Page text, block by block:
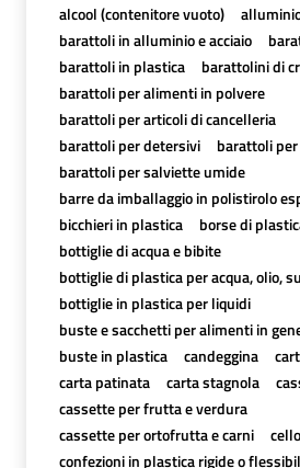
alcool (contenitore vuoto)
barattoli in alluminio e acciaio
barattoli in plastica
barattolini di
barattoli per alimenti in polvere
barattoli per articoli di cancelleria
barattoli per detersivi
barattoli
barattoli per salviette umide
barre da imballaggio in polistirolo
bicchieri in plastica
borse di
bottiglie di acqua e bibite
bottiglie di plastica per acqua, olio,
bottiglie in plastica per liquidi
buste e sacchetti per alimenti in
buste in plastica
candeggina
carta patinata
carta stagnola
cassette per frutta e verdura
cassette per ortofrutta e carni
confezioni in plastica rigide o